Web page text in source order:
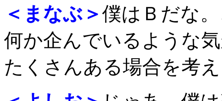
＜まなぶ＞僕はＢだな
何か企んでいるような
たくさんある場合を考